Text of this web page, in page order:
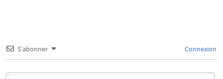
S’abonner Connexion